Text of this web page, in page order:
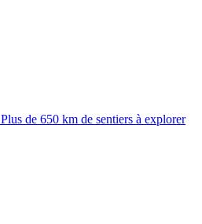
Plus de 650 km de sentiers à explorer